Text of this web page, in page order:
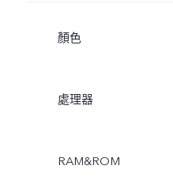
顏色
處理器
RAM&ROM